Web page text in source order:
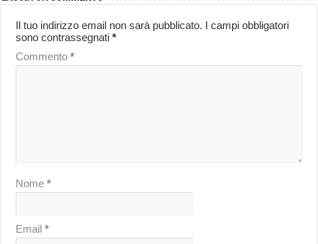
Il tuo indirizzo email non sarà pubblicato. I campi obbligatori
sono contrassegnati*
Commento*
Nome*
Email*